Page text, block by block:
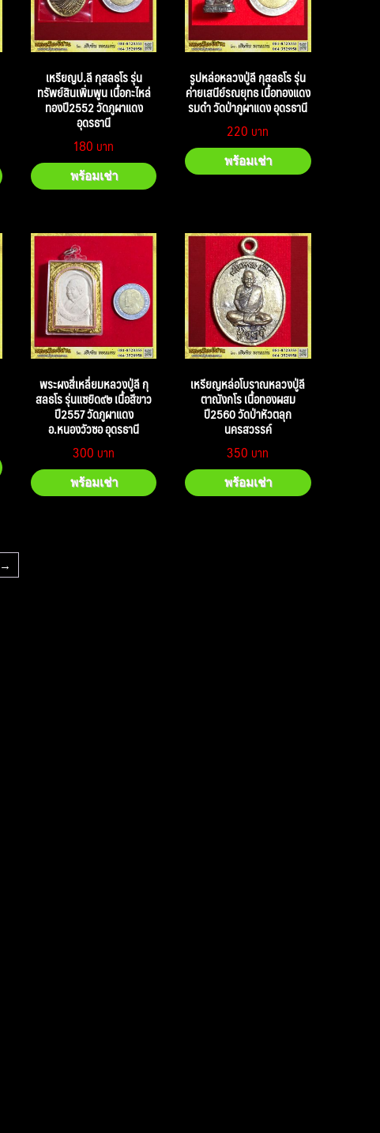
เหรียญป.ลี กุสลธโร รุ่น
ทรัพย์สินเพิ่มพูน เนื้อกะไหล่
ทองปี2552 วัดภูผาแดง
อุดรธานี
180
พร้อมเช่า
รูปหล่อหลวงปู่ลี กุสลธโร รุ่น
ค่ายเสนีย์รณยุทธ เนื้อทองแดง
รมดำ วัดป่าภูผาแดง อุดรธานี
220
พร้อมเช่า
พระผงสี่เหลี่ยมหลวงปู่ลี กุ
สลธโร รุ่นแซยิด๙๒ เนื้อสีขาว
ปี2557 วัดภูผาแดง
อ.หนองวัวซอ อุดรธานี
300
พร้อมเช่า
เหรียญหล่อโบราณหลวงปู่ลี
ตาณังกโร เนื้อทองผสม
ปี2560 วัดป่าหัวตลุก
นครสวรรค์
350
พร้อมเช่า
→